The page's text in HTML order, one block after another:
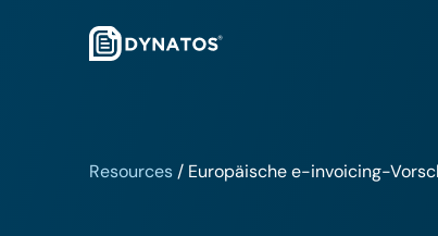
Resources / Europäische e-invoicing-